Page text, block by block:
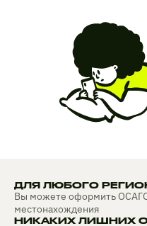
ДЛЯ ЛЮБОГО
Вы можете оформить
местонахождения
НИКАКИХ ЛИШНИХ